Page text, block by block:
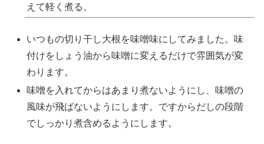
えて軽く煮る。
いつもの切り干し大根を味噌味にしてみました。味
付けをしょう油から味噌に変えるだけで雰囲気が変
わります。
味噌を入れてからはあまり煮ないようにし、味噌の
風味が飛ばないようにします。ですからだしの段階
でしっかり煮含めるようにします。